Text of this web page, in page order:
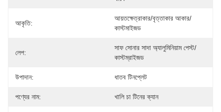
আকৃতি:
আয়তক্ষেত্রাকার/বৃত্তাকার আকার/
কাস্টমাইজড
লেপ:
সাফ সোনার সাদা অ্যালুমিনিয়াম পেস্ট/
কাস্টম্রাইজড
উপাদান: ধাতব টিনপ্লেট
পণ্যের নাম: খালি চা টিনের ক্যান